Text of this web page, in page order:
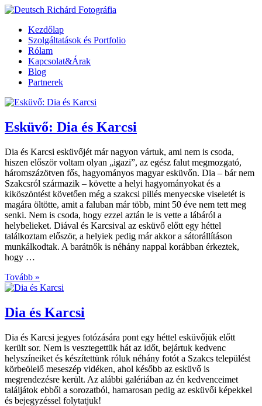
Kezdőlap
Szolgáltatások és Portfolio
Rólam
Kapcsolat&Árak
Blog
Partnerek
Esküvő: Dia és Karcsi
Dia és Karcsi esküvőjét már nagyon vártuk, ami nem is csoda,
hiszen először voltam olyan „igazi”, az egész falut megmozgató,
háromszázötven fős, hagyományos magyar esküvőn. Dia – bár nem
Szakcsról származik – követte a helyi hagyományokat és a
kiköszöntést követően még a szakcsi pillés menyecske viseletét is
magára öltötte, amit a faluban már több, mint 50 éve nem tett meg
senki. Nem is csoda, hogy ezzel aztán le is vette a lábáról a
helybelieket. Diával és Karcsival az esküvő előtt egy héttel
találkoztam először, a helyiek pedig már akkor a sátorállításon
munkálkodtak. A barátnők is néhány nappal korábban érkeztek,
hogy …
Tovább »
Dia és Karcsi
Dia és Karcsi jegyes fotózására pont egy héttel esküvőjük előtt
került sor. Nem is vesztegettük hát az időt, bejártuk kedvenc
helyszíneiket és készítettünk róluk néhány fotót a Szakcs települést
körbeölelő meseszép vidéken, ahol később az esküvő is
megrendezésre került. Az alábbi galériában az én kedvenceimet
találjátok ebből a sorozatból, hamarosan pedig az esküvői képekkel
és bejegyzéssel folytatjuk!